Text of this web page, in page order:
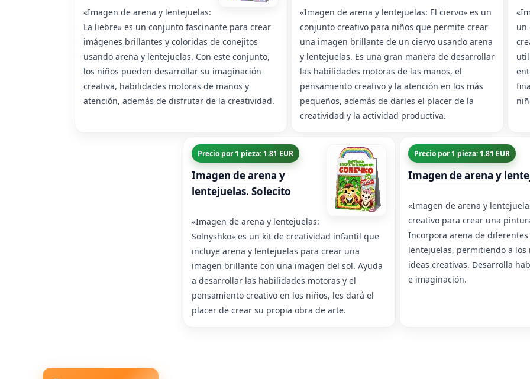
«Imagen de arena y lentejuelas:
La liebre» es un conjunto fascinante para crear
imágenes brillantes y coloridas de conejitos
usando arena y lentejuelas. Con este conjunto,
los niños pueden desarrollar su imaginación
creativa, habilidades motoras de manos y
atención, además de disfrutar de la creatividad.
«Imagen de arena y lentejuelas: El ciervo» es un
conjunto creativo para niños que permite crear
una imagen brillante de un ciervo usando arena
y lentejuelas. Es una gran manera de desarrollar
las habilidades motoras de las manos, el
pensamiento creativo y la atención en los más
pequeños, además de darles el placer de la
creatividad y la actividad productiva.
un
Precio por 1 pieza: 1.81 EUR
Imagen de arena y
lentejuelas. Solecito
«Imagen de arena y lentejuelas:
Solnyshko» es un kit de creatividad infantil que
incluye arena y lentejuelas para crear una
imagen brillante con una imagen del sol. Ayuda
a desarrollar las habilidades motoras y el
pensamiento creativo en los niños, les dará el
placer de crear su propia obra de arte.
Precio por 1 pieza: 1.81 EUR
Imagen de arena y
«Imagen de arena y
creativo para crear una
Incorpora arena de diferentes
lentejuelas, permitiendo a los
ideas creativas. Desarrolla
e imaginación.